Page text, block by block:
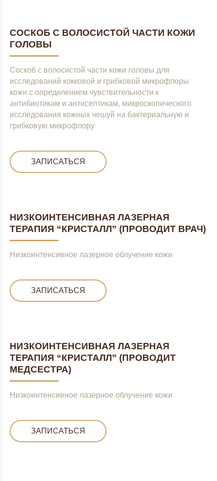
СОСКОБ С ВОЛОСИСТОЙ ЧАСТИ КОЖИ
ГОЛОВЫ
Соскоб с волосистой части кожи головы для
исследований кокковой и грибковой микрофлоры
кожи с определением чувствительности к
антибиотикам и антисептикам, микроскопического
исследования кожных чешуй на бактериальную и
грибковую микрофлору
ЗАПИСАТЬСЯ
НИЗКОИНТЕНСИВНАЯ ЛАЗЕРНАЯ
ТЕРАПИЯ “КРИСТАЛЛ” (ПРОВОДИТ ВРАЧ)
Низкоинтенсивное лазерное облучение кожи
ЗАПИСАТЬСЯ
НИЗКОИНТЕНСИВНАЯ ЛАЗЕРНАЯ
ТЕРАПИЯ “КРИСТАЛЛ” (ПРОВОДИТ
МЕДСЕСТРА)
Низкоинтенсивное лазерное облучение кожи
ЗАПИСАТЬСЯ